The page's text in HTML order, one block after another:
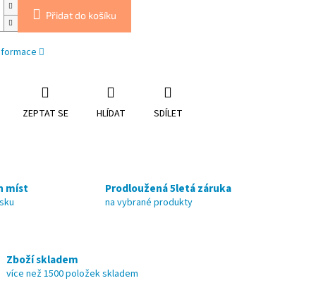
Přidat do košíku
ZEPTAT SE HLÍDAT SDÍLET
míst Prodloužená 5letá záruka
na vybrané produkty
Zboží skladem
více než 1500 položek skladem